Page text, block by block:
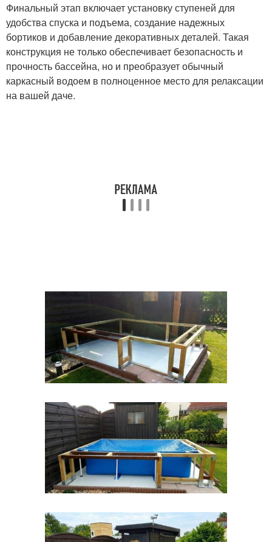
Финальный этап включает установку ступеней для
удобства спуска и подъема, создание надежных
бортиков и добавление декоративных деталей. Такая
конструкция не только обеспечивает безопасность и
прочность бассейна, но и преобразует обычный
каркасный водоем в полноценное место для релаксации
на вашей даче.